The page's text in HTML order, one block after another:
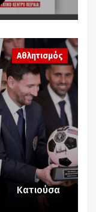
Αθλητισμός
Κατιούσα